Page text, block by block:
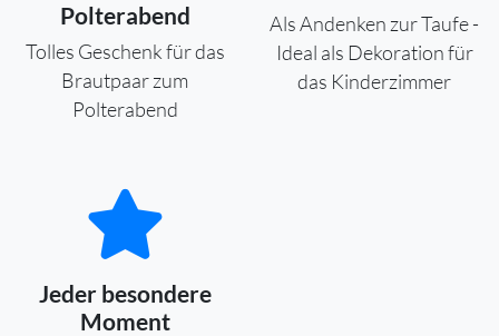
Polterabend
Tolles Geschenk für das
Brautpaar zum
Polterabend
Als Andenken zur Taufe -
Ideal als Dekoration für
das Kinderzimmer
Jeder besondere
Moment